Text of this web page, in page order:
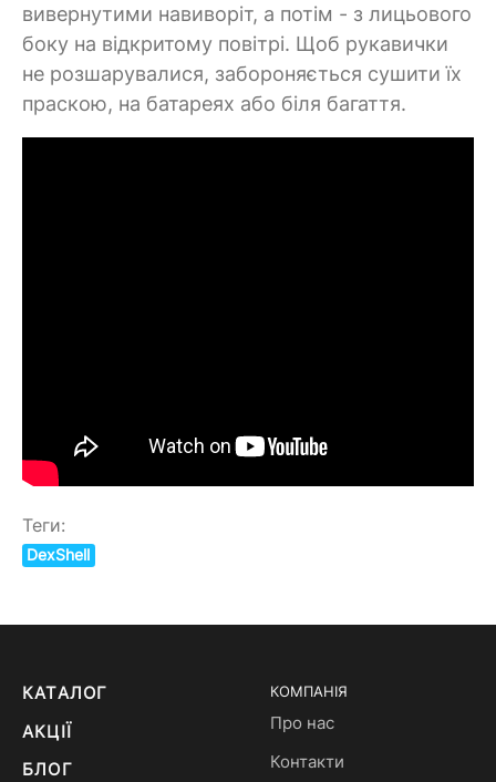
вивернутими навиворіт, а потім - з лицьового
боку на відкритому повітрі. Щоб рукавички
не розшарувалися, забороняється сушити їх
праскою, на батареях або біля багаття.
Теги:
DexShell
КАТАЛОГ
АКЦІЇ
БЛОГ
КОМПАНІЯ
Про нас
Контакти